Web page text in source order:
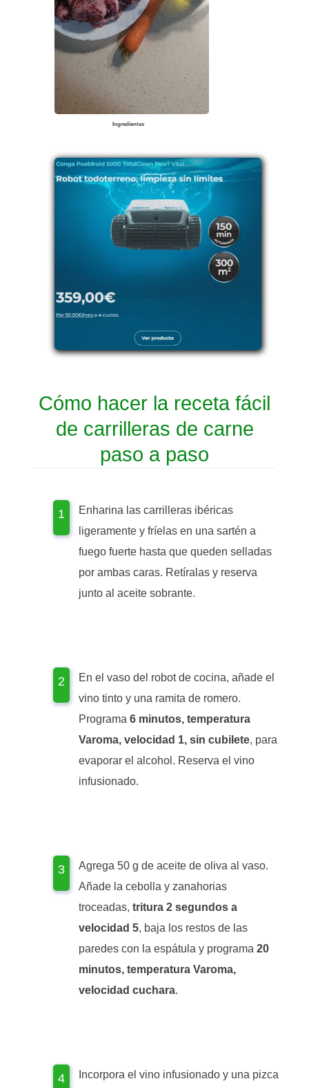
Ingredientes
Cómo hacer la receta fácil
de carrilleras de carne
paso a paso
Enharina las carrilleras ibéricas
ligeramente y fríelas en una sartén a
fuego fuerte hasta que queden selladas
por ambas caras. Retíralas y reserva
junto al aceite sobrante.
En el vaso del robot de cocina, añade el
vino tinto y una ramita de romero.
Programa 6 minutos, temperatura
Varoma, velocidad 1, sin cubilete, para
evaporar el alcohol. Reserva el vino
infusionado.
Agrega 50 g de aceite de oliva al vaso.
Añade la cebolla y zanahorias
troceadas, tritura 2 segundos a
velocidad 5, baja los restos de las
paredes con la espátula y programa 20
minutos, temperatura Varoma,
velocidad cuchara.
Incorpora el vino infusionado y una pizca